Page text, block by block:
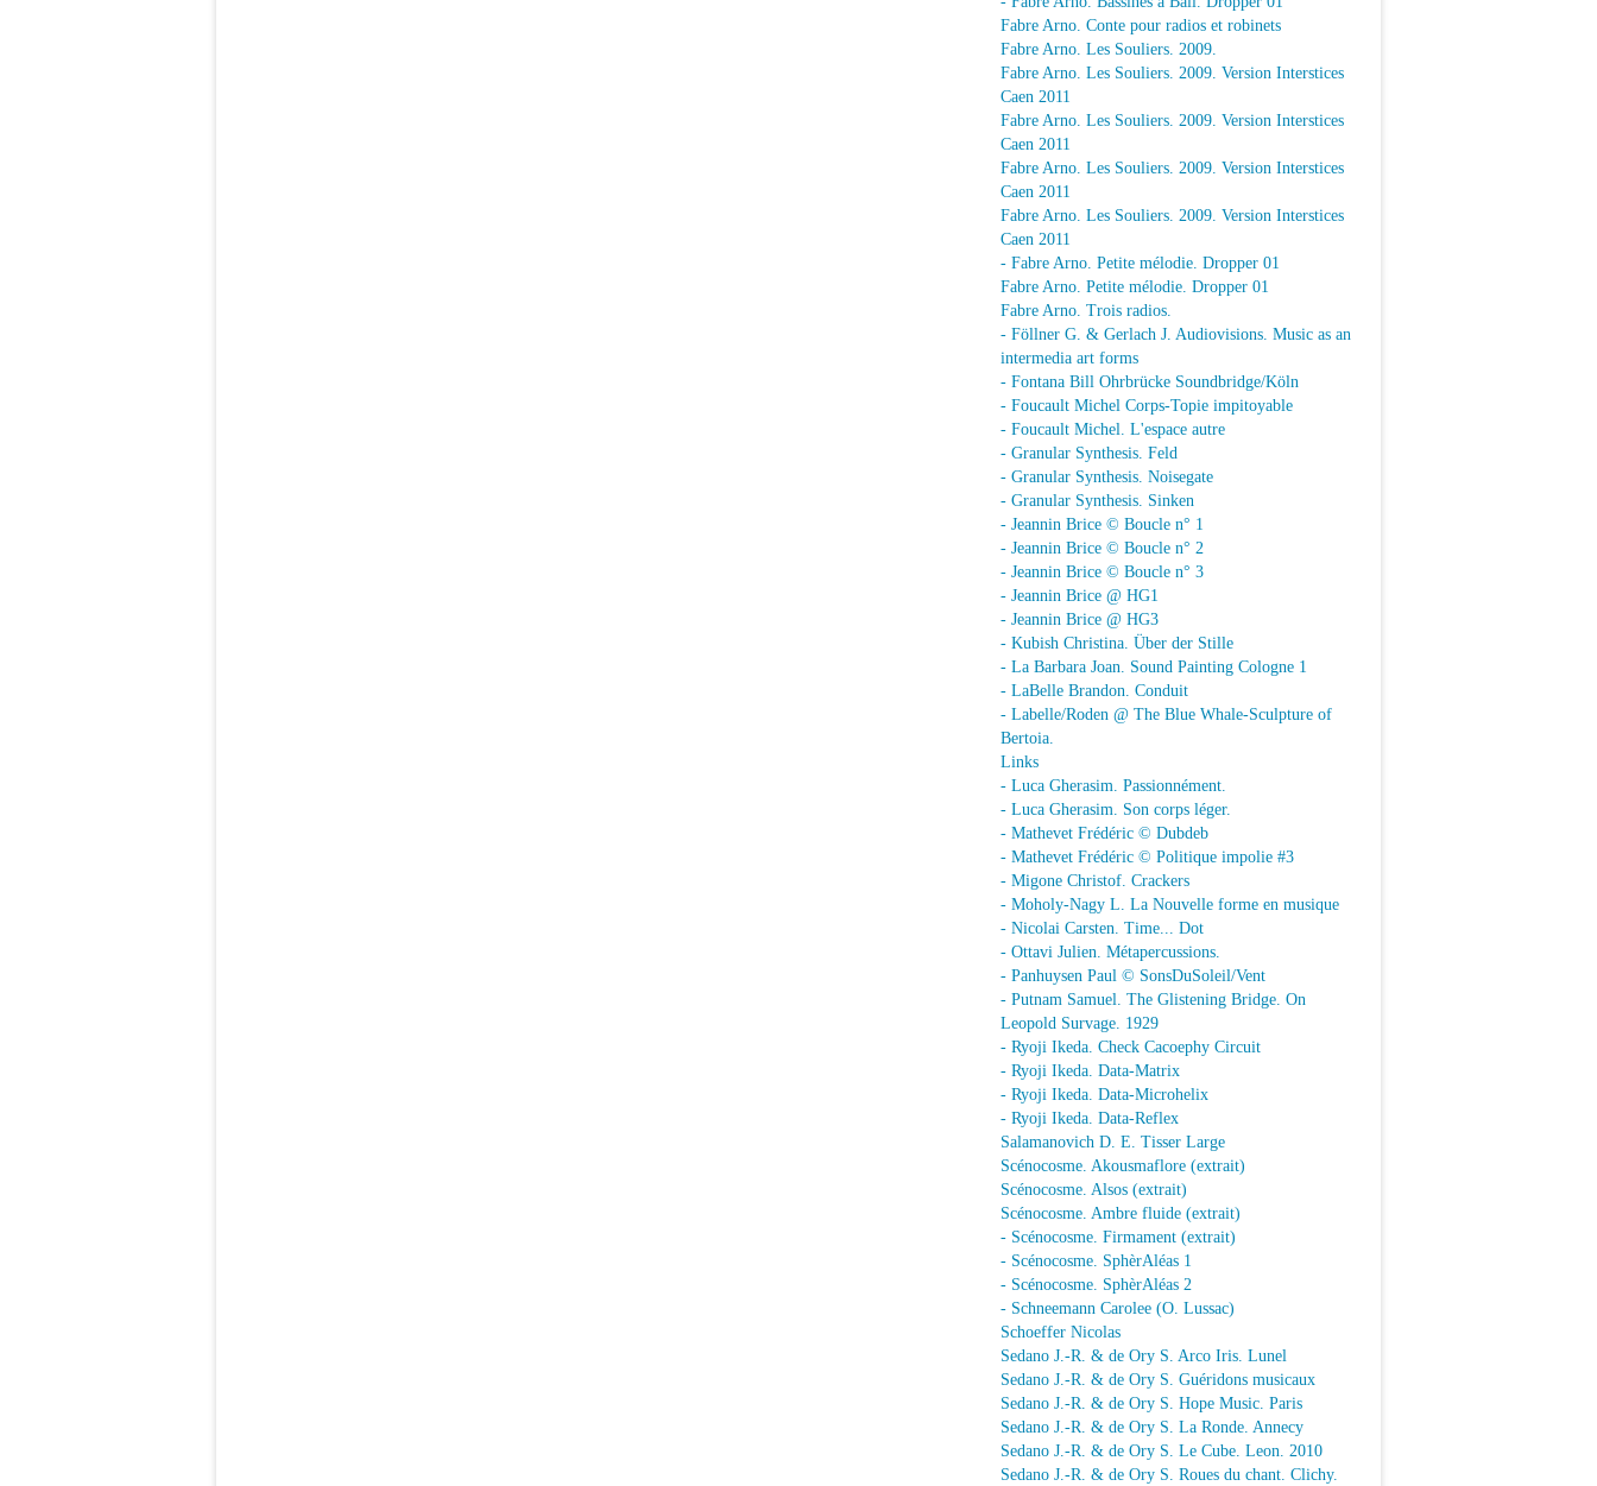
Fabre Arno. Conte pour radios et robinets
Fabre Arno. Les Souliers. 2009.
Fabre Arno. Les Souliers. 2009. Version Interstices
Caen 2011
Fabre Arno. Les Souliers. 2009. Version Interstices
Caen 2011
Fabre Arno. Les Souliers. 2009. Version Interstices
Caen 2011
Fabre Arno. Les Souliers. 2009. Version Interstices
Caen 2011
- Fabre Arno. Petite mélodie. Dropper 01
Fabre Arno. Petite mélodie. Dropper 01
Fabre Arno. Trois radios.
- Föllner G. & Gerlach J. Audiovisions. Music as an
intermedia art forms
- Fontana Bill Ohrbrücke Soundbridge/Köln
- Foucault Michel Corps-Topie impitoyable
- Foucault Michel. L'espace autre
- Granular Synthesis. Feld
- Granular Synthesis. Noisegate
- Granular Synthesis. Sinken
- Jeannin Brice © Boucle n° 1
- Jeannin Brice © Boucle n° 2
- Jeannin Brice © Boucle n° 3
- Jeannin Brice @ HG1
- Jeannin Brice @ HG3
- Kubish Christina. Über der Stille
- La Barbara Joan. Sound Painting Cologne 1
- LaBelle Brandon. Conduit
- Labelle/Roden @ The Blue Whale-Sculpture of
Bertoia.
Links
- Luca Gherasim. Passionnément.
- Luca Gherasim. Son corps léger.
- Mathevet Frédéric © Dubdeb
- Mathevet Frédéric © Politique impolie #3
- Migone Christof. Crackers
- Moholy-Nagy L. La Nouvelle forme en musique
- Nicolai Carsten. Time... Dot
- Ottavi Julien. Métapercussions.
- Panhuysen Paul © SonsDuSoleil/Vent
- Putnam Samuel. The Glistening Bridge. On
Leopold Survage. 1929
- Ryoji Ikeda. Check Cacoephy Circuit
- Ryoji Ikeda. Data-Matrix
- Ryoji Ikeda. Data-Microhelix
- Ryoji Ikeda. Data-Reflex
Salamanovich D. E. Tisser Large
Scénocosme. Akousmaflore (extrait)
Scénocosme. Alsos (extrait)
Scénocosme. Ambre fluide (extrait)
- Scénocosme. Firmament (extrait)
- Scénocosme. SphèrAléas 1
- Scénocosme. SphèrAléas 2
- Schneemann Carolee (O. Lussac)
Schoeffer Nicolas
Sedano J.-R. & de Ory S. Arco Iris. Lunel
Sedano J.-R. & de Ory S. Guéridons musicaux
Sedano J.-R. & de Ory S. Hope Music. Paris
Sedano J.-R. & de Ory S. La Ronde. Annecy
Sedano J.-R. & de Ory S. Le Cube. Leon. 2010
Sedano J.-R. & de Ory S. Roues du chant. Clichy.